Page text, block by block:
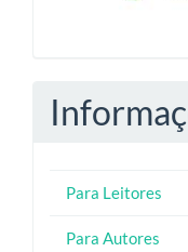
Para Leitores
Para Autores